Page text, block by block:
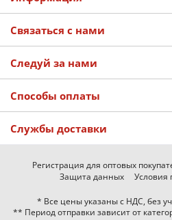
Связаться с нами
Следуй за нами
Способы оплаты
Службы доставки
Регистрация для оптовых
Защита данных
Условия
* Все цены указаны с НДС, без
** Период отправки зависит от